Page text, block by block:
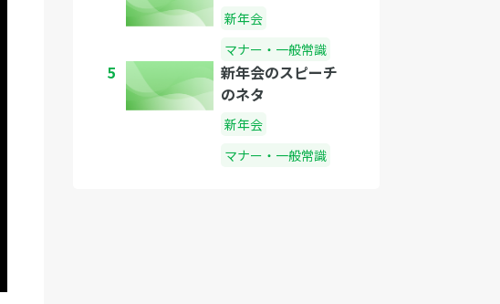
新年会
マナー・一般常識
5
新年会のスピーチ
のネタ
新年会
マナー・一般常識